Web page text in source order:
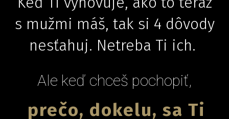
s mužmi máš, tak si 4 dôvody
nesťahuj. Netreba Ti ich.
Ale keď chceš pochopiť,
prečo, dokelu, sa Ti